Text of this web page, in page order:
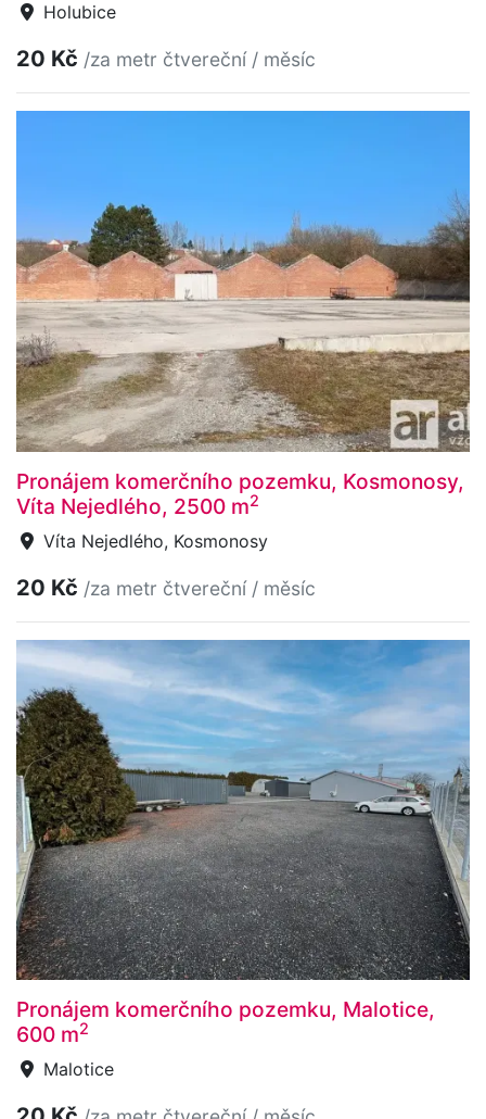
Holubice
20 Kč /za metr čtvereční / měsíc
Pronájem komerčního pozemku, Kosmonosy,
Víta Nejedlého, 2500 m2
Víta Nejedlého, Kosmonosy
20 Kč /za metr čtvereční / měsíc
Pronájem komerčního pozemku, Malotice,
600 m2
Malotice